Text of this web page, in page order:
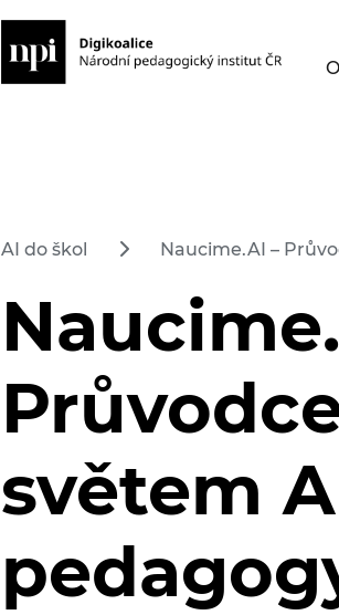
AI do škol Naucime.AI –
světem